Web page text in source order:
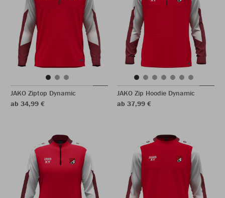
JAKO Ziptop Dynamic
ab 34,99 €
JAKO Zip Hoodie Dynamic
ab 37,99 €